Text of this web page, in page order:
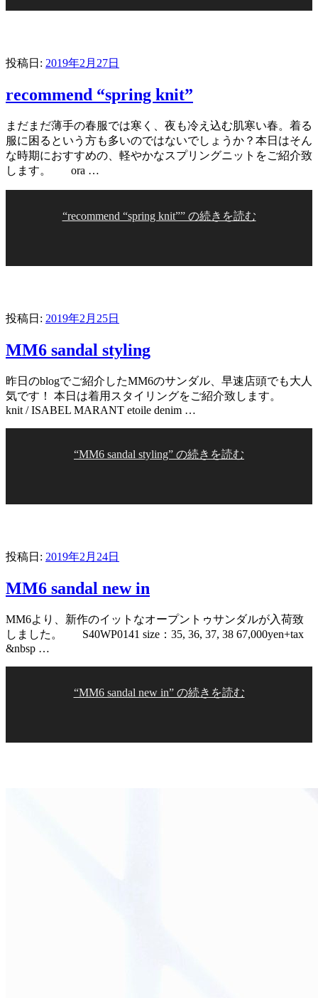
投稿日: 2019年2月27日
recommend “spring knit”
まだまだ薄手の春服では寒く、夜も冷え込む肌寒い春。着る
服に困るという方も多いのではないでしょうか？本日はそん
な時期におすすめの、軽やかなスプリングニットをご紹介致
します。 ora …
“recommend “spring knit”” の続きを読む
投稿日: 2019年2月25日
MM6 sandal styling
昨日のblogでご紹介したMM6のサンダル、早速店頭でも大人
気です！ 本日は着用スタイリングをご紹介致します。
knit / ISABEL MARANT etoile denim …
“MM6 sandal styling” の続きを読む
投稿日: 2019年2月24日
MM6 sandal new in
MM6より、新作のイットなオープントゥサンダルが入荷致
しました。 S40WP0141 size：35, 36, 37, 38 67,000yen+tax
&nbsp …
“MM6 sandal new in” の続きを読む